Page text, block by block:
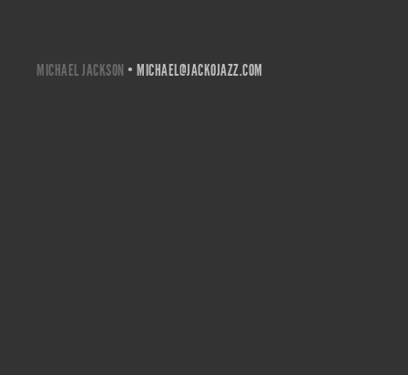
MICHAEL JACKSON • MICHAEL@JACKOJAZZ.COM